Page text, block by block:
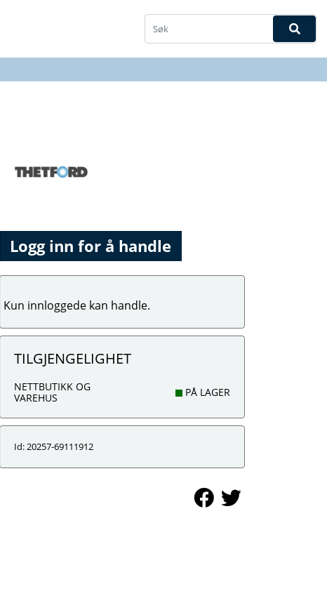
Logg inn for å handle
Kun innloggede kan handle.
TILGJENGELIGHET
NETTBUTIKK OG
VAREHUS
PÅ LAGER
Id: 20257-69111912